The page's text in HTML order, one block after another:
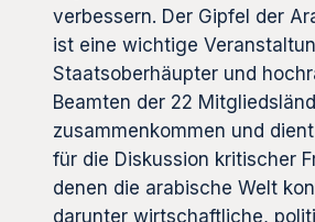
verbessern. Der Gipfel der
ist eine wichtige
Staatsoberhäupter und
Beamten der 22
zusammenkommen und
für die Diskussion kritischer
denen die arabische Welt
darunter wirtschaftliche,